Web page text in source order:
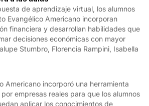
de aprendizaje virtual, los alumnos
Evangélico Americano incorporan
financiera y desarrollan habilidades que
decisiones económicas con mayor
Stumbro, Florencia Rampini, Isabella
Americano incorporó una herramienta
empresas reales para que los alumnos
aplicar los conocimientos de